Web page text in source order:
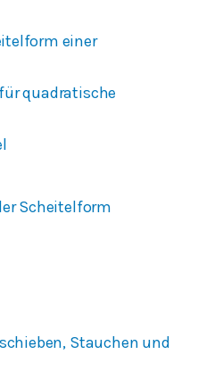
einer
quadratische
Scheitelform
Stauchen und